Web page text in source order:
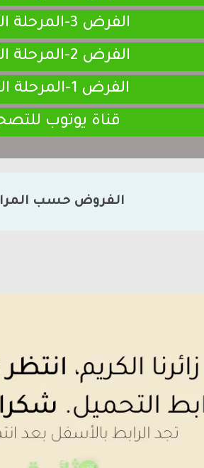
الفرض 3-المرحلة الثالثة
الفرض 2-المرحلة الثانية
الفرض 1-المرحلة الأولى
قناة يوتوب
الفروض حسب